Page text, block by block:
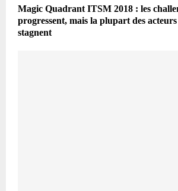
Magic Quadrant ITSM 2018 : les
progressent, mais la plupart des
stagnent